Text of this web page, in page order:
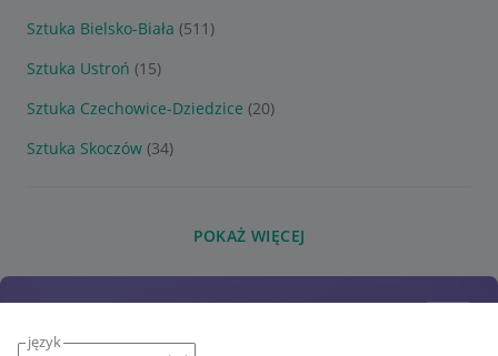
język
Sztuka Bielsko-Biała (511)
Sztuka Ustroń (15)
Sztuka Czechowice-Dziedzice (20)
Sztuka Skoczów (34)
POKAŻ WIĘCEJ